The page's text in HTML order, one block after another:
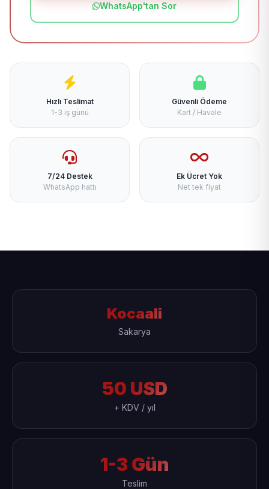
WhatsApp'tan Sor
Hızlı Teslimat
1-3 iş günü
Güvenli Ödeme
Kart / Havale
7/24 Destek
WhatsApp hattı
Ek Ücret Yok
Net tek fiyat
Kocaali
Sakarya
50 USD
+ KDV / yıl
1-3 Gün
Teslim